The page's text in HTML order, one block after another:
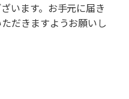
います。お手元に届き
だきますようお願いし